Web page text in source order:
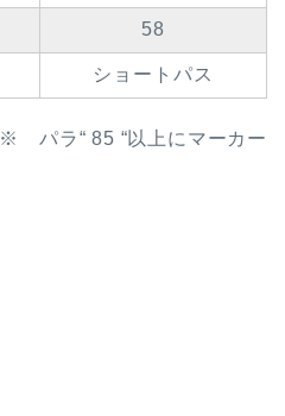
58
ショートパス
※ パラ“ 85 “以上にマーカー